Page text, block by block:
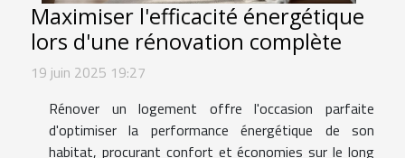
Maximiser l'efficacité énergétique
lors d'une rénovation complète
19 juin 2025 19:27
Rénover un logement offre l'occasion parfaite
d'optimiser la performance énergétique de son
habitat, procurant confort et économies sur le long